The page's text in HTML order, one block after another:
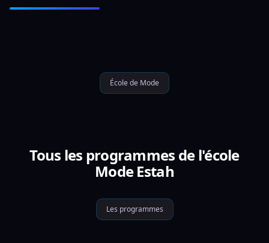
École de Mode
Tous les programmes de l'école
Mode Estah
Les programmes